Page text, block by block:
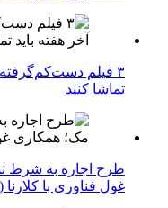
۳ فیلم
تماشا کنید
طرح اجاره به شرط
غول فناوری با کلارنا (Klarna)